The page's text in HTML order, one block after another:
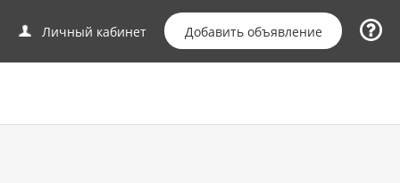
Личный кабинет Добавить объявление